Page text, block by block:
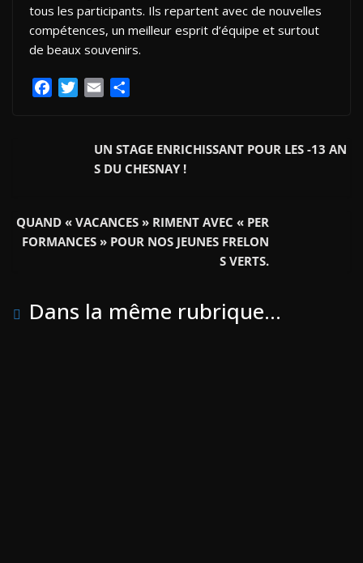
tous les participants. Ils repartent avec de nouvelles
compétences, un meilleur esprit d’équipe et surtout
de beaux souvenirs.
k
i
l
t
a
r
UN STAGE ENRICHISSANT POUR LES -13 AN
S DU CHESNAY !
QUAND « VACANCES » RIMENT AVEC « PER
FORMANCES » POUR NOS JEUNES FRELON
S VERTS.
Dans la même rubrique...